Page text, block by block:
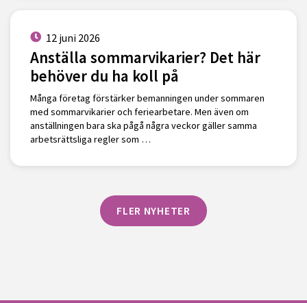
12 juni 2026
Anställa sommarvikarier? Det här
behöver du ha koll på
Många företag förstärker bemanningen under sommaren
med sommarvikarier och feriearbetare. Men även om
anställningen bara ska pågå några veckor gäller samma
arbetsrättsliga regler som …
FLER NYHETER